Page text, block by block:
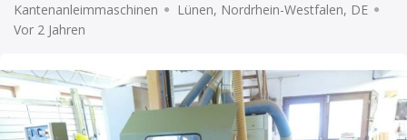
Kantenanleimmaschinen
Lünen, Nordrhein-Westfalen, DE
Vor 2 Jahren